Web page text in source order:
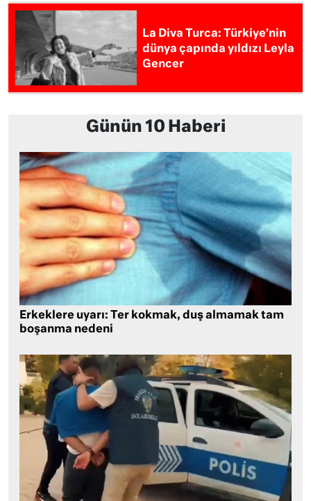
La Diva Turca: Türkiye’nin
dünya çapında yıldızı Leyla
Gencer
Günün 10 Haberi
Erkeklere uyarı: Ter kokmak, duş almamak tam
boşanma nedeni